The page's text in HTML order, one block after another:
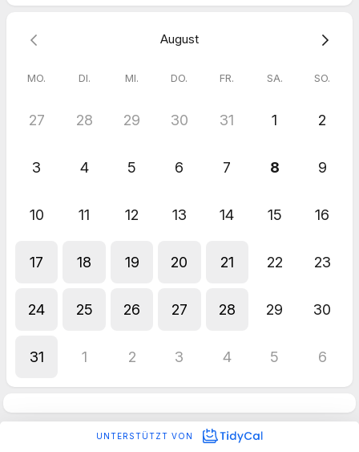
August
MO. DI. MI. DO. FR. SA. SO.
27 28 29 30 31 1 2
3 4 5 6 7 8 9
10 11 12 13 14 15 16
17 18 19 20 21 22 23
24 25 26 27 28 29 30
31 1 2 3 4 5 6
UNTERSTÜTZT VON